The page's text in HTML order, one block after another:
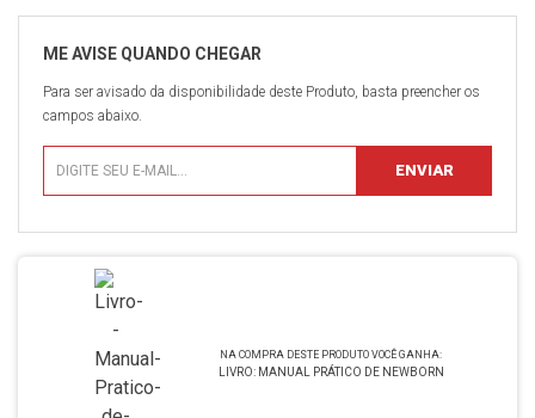
Para ser avisado da disponibilidade deste Produto, basta preencher os
campos abaixo.
LIVRO: MANUAL PRÁTICO DE NEWBORN